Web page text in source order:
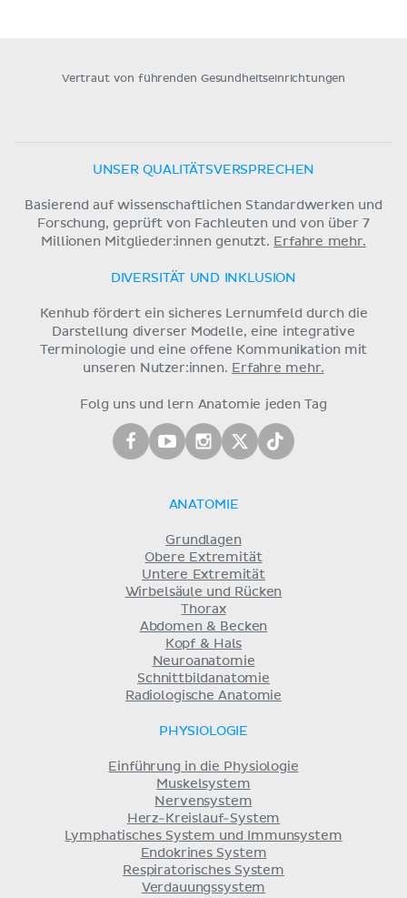
Vertraut von führenden Gesundheitseinrichtungen
UNSER QUALITÄTSVERSPRECHEN
Basierend auf wissenschaftlichen Standardwerken und
Forschung, geprüft von Fachleuten und von über 7
Millionen Mitglieder:innen genutzt. Erfahre mehr.
DIVERSITÄT UND INKLUSION
Kenhub fördert ein sicheres Lernumfeld durch die
Darstellung diverser Modelle, eine integrative
Terminologie und eine offene Kommunikation mit
unseren Nutzer:innen. Erfahre mehr.
Folg uns und lern Anatomie jeden Tag
ANATOMIE
Grundlagen
Obere Extremität
Untere Extremität
Wirbelsäule und Rücken
Thorax
Abdomen & Becken
Kopf & Hals
Neuroanatomie
Schnittbildanatomie
Radiologische Anatomie
PHYSIOLOGIE
Einführung in die Physiologie
Muskelsystem
Nervensystem
Herz-Kreislauf-System
Lymphatisches System und Immunsystem
Endokrines System
Respiratorisches System
Verdauungssystem